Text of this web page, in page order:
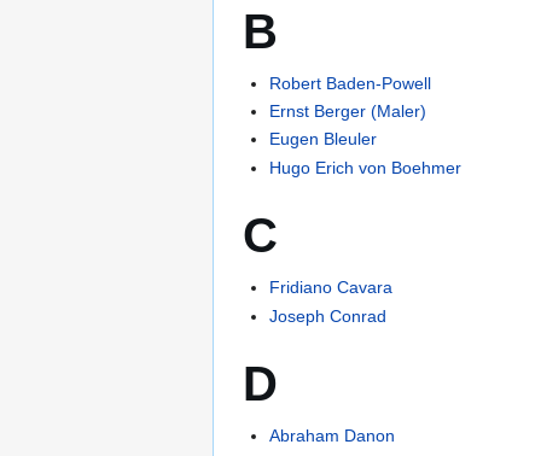
B
Robert Baden-Powell
Ernst Berger (Maler)
Eugen Bleuler
Hugo Erich von Boehmer
C
Fridiano Cavara
Joseph Conrad
D
Abraham Danon